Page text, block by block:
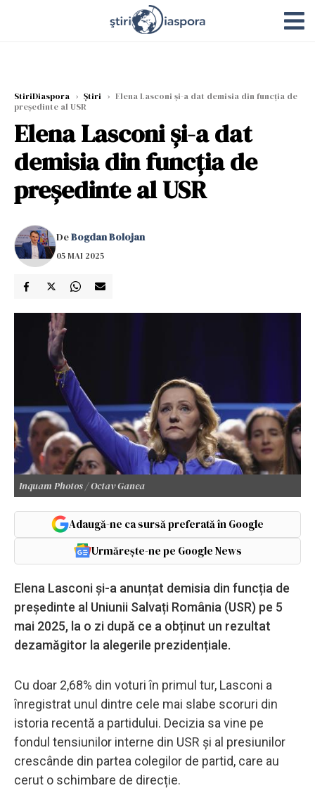
StiriDiaspora › Știri › Elena Lasconi și-a dat demisia din funcția de
președinte al USR
Elena Lasconi și-a dat
demisia din funcția de
președinte al USR
DeBogdan Bolojan
05 MAI 2025
Inquam Photos / Octav Ganea
Adaugă-ne ca sursă preferată în Google
Urmărește-ne pe Google News
Elena Lasconi și-a anunțat demisia din funcția de
președinte al Uniunii Salvați România (USR) pe 5
mai 2025, la o zi după ce a obținut un rezultat
dezamăgitor la alegerile prezidențiale.
Cu doar 2,68% din voturi în primul tur, Lasconi a
înregistrat unul dintre cele mai slabe scoruri din
istoria recentă a partidului. Decizia sa vine pe
fondul tensiunilor interne din USR și al presiunilor
crescânde din partea colegilor de partid, care au
cerut o schimbare de direcție.